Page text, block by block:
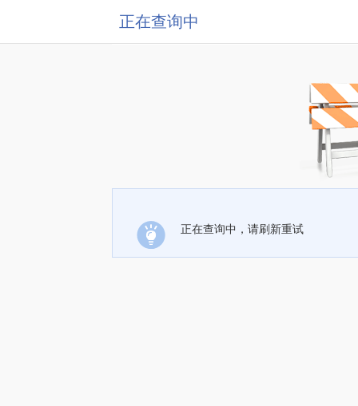
正在查询中
正在查询中，请刷新重试